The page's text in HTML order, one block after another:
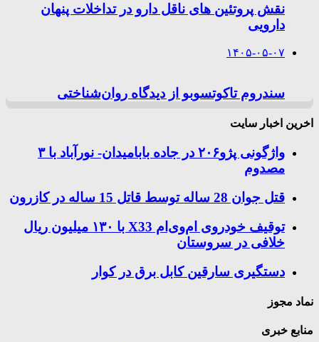
نقش پروتئین های ناقل دارو در تداخلات پنهان
دارویی
۱۴۰۵-۰۵-۰۷
سندروم تاکوتسوبو از دیدگاه روان‌شناختی
اخرین اخبار سایت
واژگونی پژو۲۰۶ در جاده بابامیدان- نورآباد با ۳
مصدوم
قتل جوان 28 ساله توسط قاتل 15 ساله در کازرون
توقیف خودروی ام‌وی‌ام X33 با ۱۳۰ میلیون ریال
خلافی در سروستان
دستگیری سارقین کابل برق در کوار
نماد مجوز
منابع خبری